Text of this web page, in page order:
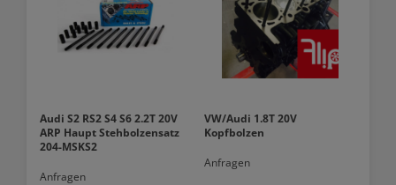
Audi S2 RS2 S4 S6 2.2T 20V
ARP Haupt Stehbolzensatz
204-MSKS2
Anfragen
VW/Audi 1.8T 20V
Kopfbolzen
Anfragen